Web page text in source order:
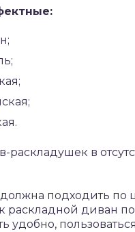
раскладушек в
подходить по
раскладной диван
удобно,